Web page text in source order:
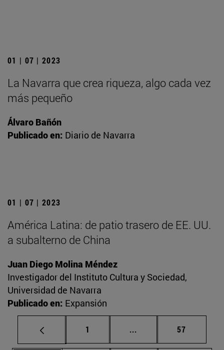
01 | 07 | 2023
La Navarra que crea riqueza, algo cada vez
más pequeño
Álvaro Bañón
Publicado en: Diario de Navarra
01 | 07 | 2023
América Latina: de patio trasero de EE. UU.
a subalterno de China
Juan Diego Molina Méndez
Investigador del Instituto Cultura y Sociedad,
Universidad de Navarra
Publicado en: Expansión
Página
1 ... Páginas intermedias
Página
57